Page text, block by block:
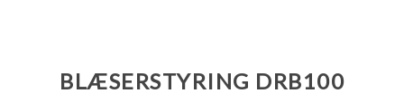
BLÆSERSTYRING DRB100